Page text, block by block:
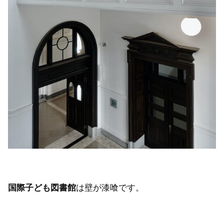
国際子ども図書館は壁が漆喰です。